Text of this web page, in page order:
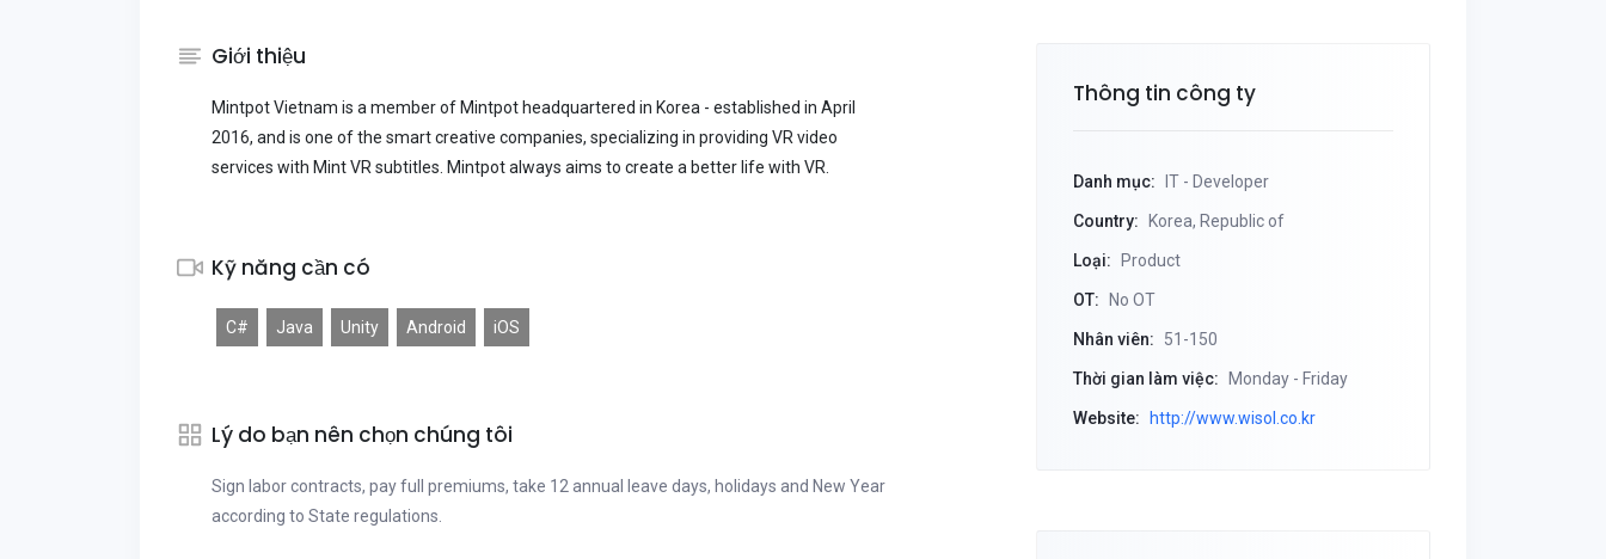
Giới thiệu
Mintpot Vietnam is a member of Mintpot headquartered in Korea - established in April
2016, and is one of the smart creative companies, specializing in providing VR video
services with Mint VR subtitles. Mintpot always aims to create a better life with VR.
Kỹ năng cần có
C# Java Unity Android iOS
Lý do bạn nên chọn chúng tôi
Sign labor contracts, pay full premiums, take 12 annual leave days, holidays and New Year
according to State regulations.
Thông tin công ty
Danh mục: IT - Developer
Country: Korea, Republic of
Loại: Product
OT: No OT
Nhân viên: 51-150
Thời gian làm việc: Monday - Friday
Website: http://www.wisol.co.kr